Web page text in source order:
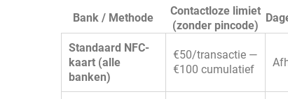
Bank / Methode
Contactloze limiet
(zonder pincode)
Standaard NFC-
kaart (alle
banken)
€50/transactie —
€100 cumulatief